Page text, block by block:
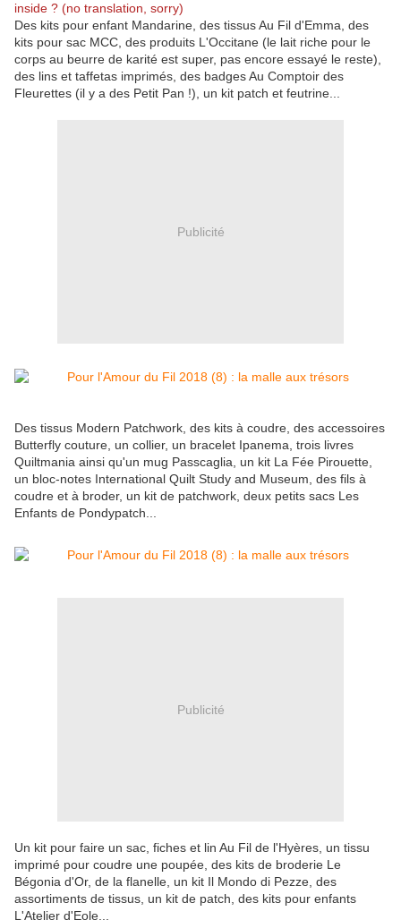
inside ? (no translation, sorry)
Des kits pour enfant Mandarine, des tissus Au Fil d'Emma, des
kits pour sac MCC, des produits L'Occitane (le lait riche pour le
corps au beurre de karité est super, pas encore essayé le reste),
des lins et taffetas imprimés, des badges Au Comptoir des
Fleurettes (il y a des Petit Pan !), un kit patch et feutrine...
Publicité
Des tissus Modern Patchwork, des kits à coudre, des accessoires
Butterfly couture, un collier, un bracelet Ipanema, trois livres
Quiltmania ainsi qu'un mug Passcaglia, un kit La Fée Pirouette,
un bloc-notes International Quilt Study and Museum, des fils à
coudre et à broder, un kit de patchwork, deux petits sacs Les
Enfants de Pondypatch...
Publicité
Un kit pour faire un sac, fiches et lin Au Fil de l'Hyères, un tissu
imprimé pour coudre une poupée, des kits de broderie Le
Bégonia d'Or, de la flanelle, un kit Il Mondo di Pezze, des
assortiments de tissus, un kit de patch, des kits pour enfants
L'Atelier d'Eole...